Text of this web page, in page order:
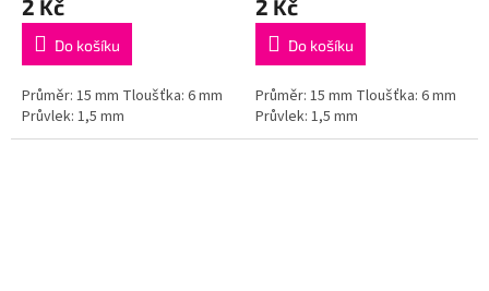
2 Kč
Do košíku
Průměr: 15 mm Tloušťka: 6 mm
Průvlek: 1,5 mm
2 Kč
Do košíku
Průměr: 15 mm Tloušťka: 6 mm
Průvlek: 1,5 mm